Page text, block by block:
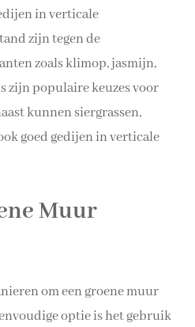
in verticale
zijn tegen de
zoals klimop, jasmijn,
zijn populaire keuzes voor
kunnen siergrassen,
goed gedijen in verticale
Muur
om een groene muur
optie is het gebruik